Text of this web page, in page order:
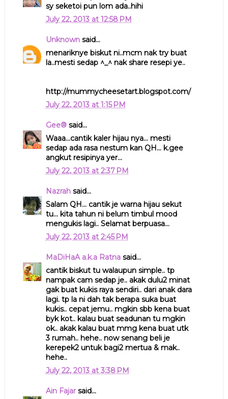
sy seketoi pun lom ada..hihi
July 22, 2013 at 12:58 PM
Unknownsaid...
menariknye biskut ni..mcm nak try buat
la..mesti sedap ^_^ nak share resepi ye..
http://mummycheesetart.blogspot.com/
July 22, 2013 at 1:15 PM
Gee®said...
Waaa...cantik kaler hijau nya... mesti
sedap ada rasa nestum kan QH... k.gee
angkut resipinya yer...
July 22, 2013 at 2:37 PM
Nazrahsaid...
Salam QH... cantik je warna hijau sekut
tu... kita tahun ni belum timbul mood
mengukis lagi.. Selamat berpuasa...
July 22, 2013 at 2:45 PM
MaDiHaA a.k.a Ratnasaid...
cantik biskut tu walaupun simple.. tp
nampak cam sedap je.. akak dulu2 minat
gak buat kukis raya sendiri.. dari anak dara
lagi. tp la ni dah tak berapa suka buat
kukis.. cepat jemu.. mgkin sbb kena buat
byk kot.. kalau buat seadunan tu mgkin
ok.. akak kalau buat mmg kena buat utk
3 rumah.. hehe.. now senang beli je
kerepek2 untuk bagi2 mertua & mak..
hehe..
July 22, 2013 at 3:38 PM
Ain Fajarsaid...